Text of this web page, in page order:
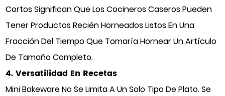
Cortos Significan Que Los Cocineros Caseros Pueden
Tener Productos Recién Horneados Listos En Una
Fracción Del Tiempo Que Tomaría Hornear Un Artículo
De Tamaño Completo.
4. Versatilidad En Recetas
Mini Bakeware No Se Limita A Un Solo Tipo De Plato. Se